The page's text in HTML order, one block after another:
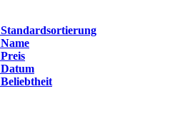
Standardsortierung
Name
Preis
Datum
Beliebtheit